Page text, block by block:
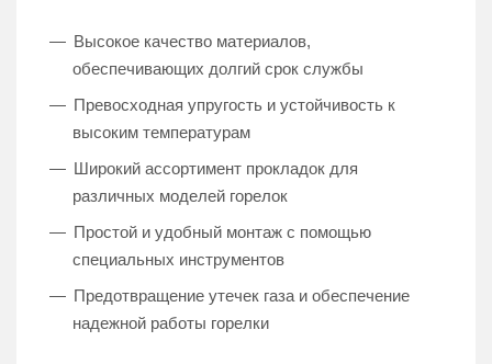
Высокое качество материалов,
обеспечивающих долгий срок службы
Превосходная упругость и устойчивость к
высоким температурам
Широкий ассортимент прокладок для
различных моделей горелок
Простой и удобный монтаж с помощью
специальных инструментов
Предотвращение утечек газа и обеспечение
надежной работы горелки